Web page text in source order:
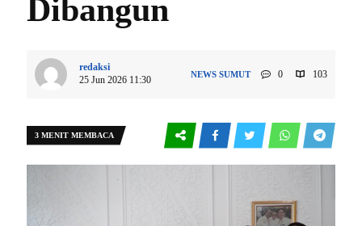
Dibangun
redaksi
25 Jun 2026 11:30
NEWS SUMUT 0 103
3 MENIT MEMBACA